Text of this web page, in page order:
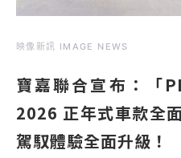
映像新訊 IMAGE NEWS
寶嘉聯合宣布：「
2026 正年式車款全
駕馭體驗全面升級！